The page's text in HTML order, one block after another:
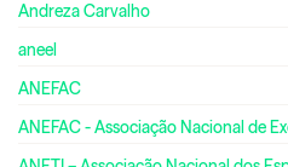
Andreza Carvalho
aneel
ANEFAC
ANEFAC - Associação Nacional de